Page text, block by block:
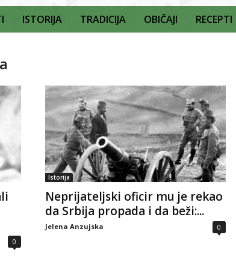
ISTORIJA TRADICIJA OBIČAJI RECEPTI
0
Istorija
Neprijateljski oficir mu je rekao
da Srbija propada i da beži:...
Jelena Anzujska 0